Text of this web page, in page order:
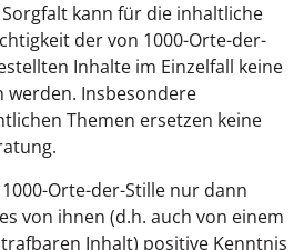
kann für die inhaltliche
der von 1000-Orte-der-
Inhalte im Einzelfall keine
Insbesondere
Themen ersetzen keine
Orte-der-Stille nur dann
von ihnen (d.h. auch von einem
Inhalt) positive Kenntnis